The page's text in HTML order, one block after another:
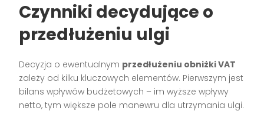
Czynniki decydujące o
przedłużeniu ulgi
Decyzja o ewentualnym przedłużeniu obniżki VAT
zależy od kilku kluczowych elementów. Pierwszym jest
bilans wpływów budżetowych – im wyższe wpływy
netto, tym większe pole manewru dla utrzymania ulgi.